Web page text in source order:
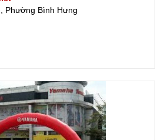
Phường Bình Hưng